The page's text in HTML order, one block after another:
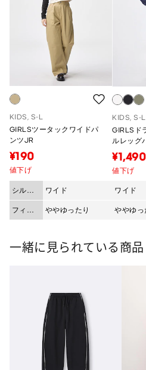
KIDS, S-L
GIRLSツータックワイドパ
ンツJR
¥190
値下げ
シルエ
ット
ワイド
フィッ
ト
ややゆったり
KIDS, S-L
GIRLSド
ルレッグ
¥1,490
値下げ
ワイド
ややゆっ
一緒に見られている商品